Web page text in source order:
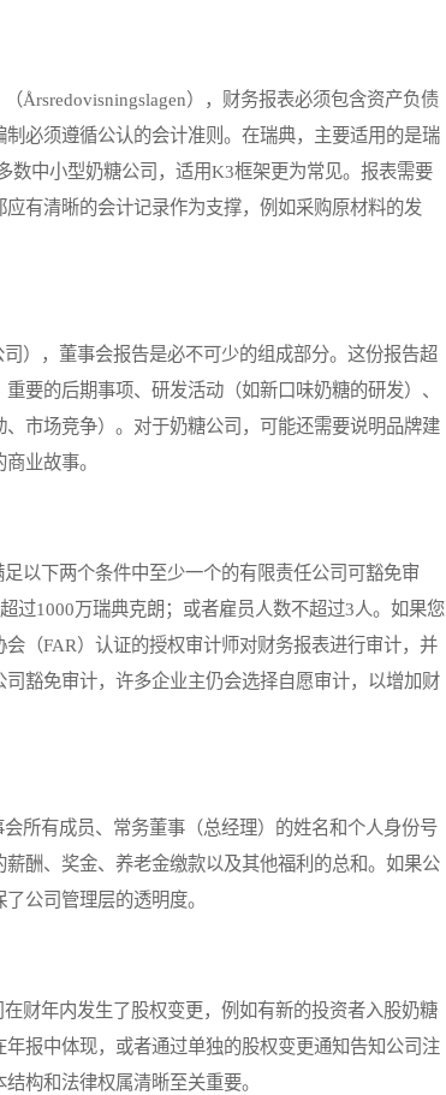
），财务报表必须包含资产负债
必须遵循公认的会计准则。在瑞典，主要适用的是瑞
数中小型奶糖公司，适用K3框架更为常见。报表需要
有清晰的会计记录作为支撑，例如采购原材料的发
，董事会报告是必不可少的组成部分。这份报告超
要的后期事项、研发活动（如新口味奶糖的研发）、
市场竞争）。对于奶糖公司，可能还需要说明品牌建
业故事。
下两个条件中至少一个的有限责任公司可豁免审
过1000万瑞典克朗；或者雇员人数不超过3人。如果您
（FAR）认证的授权审计师对财务报表进行审计，并
豁免审计，许多企业主仍会选择自愿审计，以增加财
有成员、常务董事（总经理）的姓名和个人身份号
酬、奖金、养老金缴款以及其他福利的总和。如果公
公司管理层的透明度。
年内发生了股权变更，例如有新的投资者入股奶糖
报中体现，或者通过单独的股权变更通知告知公司注
构和法律权属清晰至关重要。